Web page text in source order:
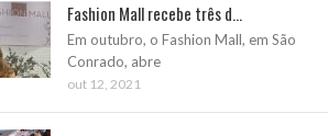
Fashion Mall recebe três d...
Em outubro, o Fashion Mall, em São
Conrado, abre
out 12, 2021